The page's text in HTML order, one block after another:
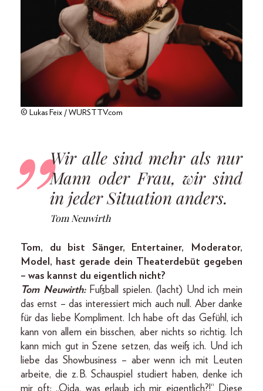
© Lukas Feix / WURSTTV.com
Wir alle sind mehr als nur
Mann oder Frau, wir sind
in jeder Situation anders.
Tom Neuwirth
Tom, du bist Sänger, Entertainer, Moderator,
Model, hast gerade dein Theaterdebüt gegeben
– was kannst du eigentlich nicht?
Tom Neuwirth: Fußball spielen. (lacht) Und ich mein
das ernst – das interessiert mich auch null. Aber danke
für das liebe Kompliment. Ich habe oft das Gefühl, ich
kann von allem ein bisschen, aber nichts so richtig. Ich
kann mich gut in Szene setzen, das weiß ich. Und ich
liebe das Showbusiness – aber wenn ich mit Leuten
arbeite, die z. B. Schauspiel studiert haben, denke ich
mir oft: „Oida, was erlaub ich mir eigentlich?!“ Diese